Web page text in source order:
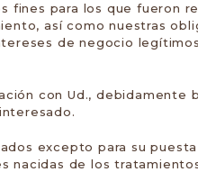
para los que fueron
así como nuestras
de negocio
con Ud., debidamente
excepto para su
nacidas de los